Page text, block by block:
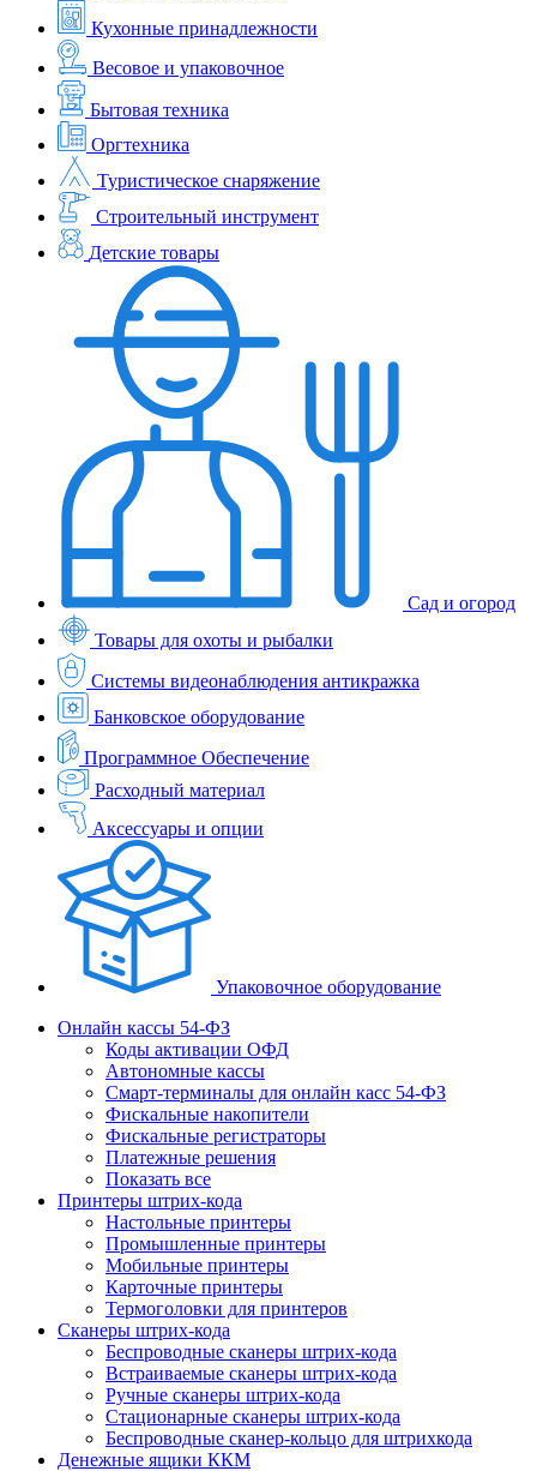
Кухонные принадлежности
Весовое и упаковочное
Бытовая техника
Оргтехника
Туристическое снаряжение
Строительный инструмент
Детские товары
Сад и огород
Товары для охоты и рыбалки
Системы видеонаблюдения антикражка
Банковское оборудование
Программное Обеспечение
Расходный материал
Аксессуары и опции
Упаковочное оборудование
Онлайн кассы 54-ФЗ
Коды активации ОФД
Автономные кассы
Смарт-терминалы для онлайн касс 54-ФЗ
Фискальные накопители
Фискальные регистраторы
Платежные решения
Показать все
Принтеры штрих-кода
Настольные принтеры
Промышленные принтеры
Мобильные принтеры
Карточные принтеры
Термоголовки для принтеров
Сканеры штрих-кода
Беспроводные сканеры штрих-кода
Встраиваемые сканеры штрих-кода
Ручные сканеры штрих-кода
Стационарные сканеры штрих-кода
Беспроводные сканер-кольцо для штрихкода
Денежные ящики ККМ